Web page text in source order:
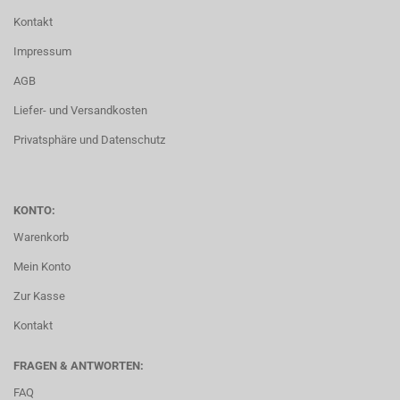
Kontakt
Impressum
AGB
Liefer- und Versandkosten
Privatsphäre und Datenschutz
KONTO:
Warenkorb
Mein Konto
Zur Kasse
Kontakt
FRAGEN & ANTWORTEN:
FAQ